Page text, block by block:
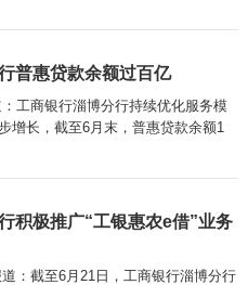
普惠贷款余额过百亿
工商银行淄博分行持续优化服务模
增长，截至6月末，普惠贷款余额1
积极推广“工银惠农e借”业务
：截至6月21日，工商银行淄博分行